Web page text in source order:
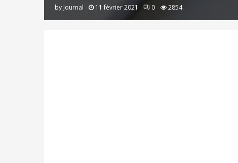
by Journal 11 février 2021 0 2854